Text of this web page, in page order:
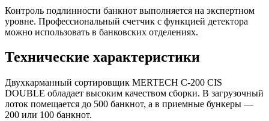
Контроль подлинности банкнот выполняется на экспертном
уровне. Профессиональный счетчик с функцией детектора
можно использовать в банковских отделениях.
Технические характеристики
Двухкарманный сортировщик MERTECH C-200 CIS
DOUBLE обладает высоким качеством сборки. В загрузочный
лоток помещается до 500 банкнот, а в приемные бункеры —
200 или 100 банкнот.